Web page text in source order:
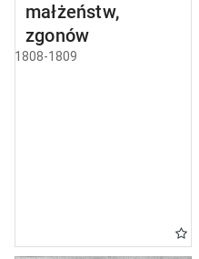
małżeństw,
zgonów
1808-1809